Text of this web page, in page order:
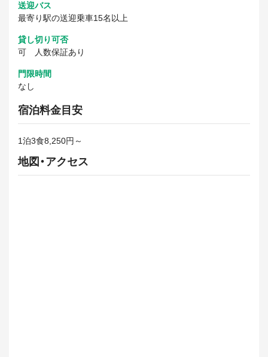
送迎バス
最寄り駅の送迎乗車15名以上
貸し切り可否
可 人数保証あり
門限時間
なし
宿泊料金目安
1泊3食8,250円～
地図・アクセス